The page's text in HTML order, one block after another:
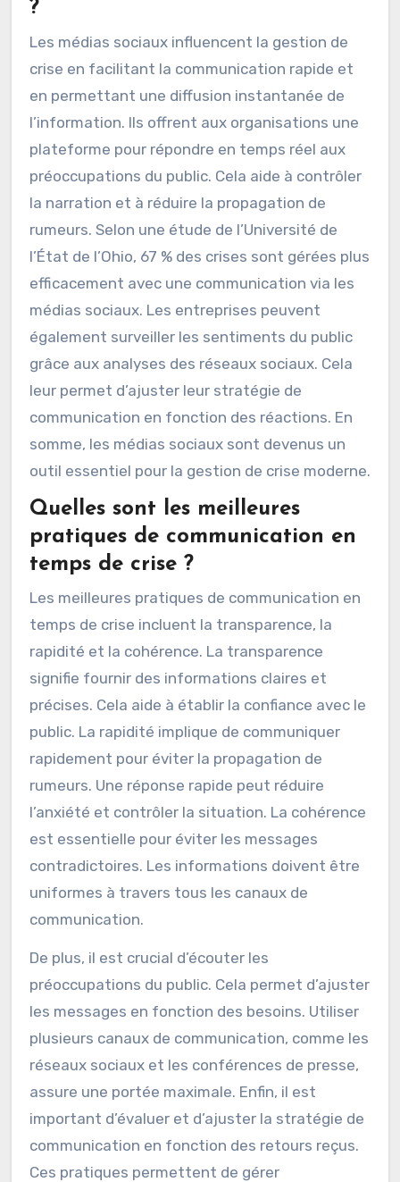
?
Les médias sociaux influencent la gestion de
crise en facilitant la communication rapide et
en permettant une diffusion instantanée de
l’information. Ils offrent aux organisations une
plateforme pour répondre en temps réel aux
préoccupations du public. Cela aide à contrôler
la narration et à réduire la propagation de
rumeurs. Selon une étude de l’Université de
l’État de l’Ohio, 67 % des crises sont gérées plus
efficacement avec une communication via les
médias sociaux. Les entreprises peuvent
également surveiller les sentiments du public
grâce aux analyses des réseaux sociaux. Cela
leur permet d’ajuster leur stratégie de
communication en fonction des réactions. En
somme, les médias sociaux sont devenus un
outil essentiel pour la gestion de crise moderne.
Quelles sont les meilleures
pratiques de communication en
temps de crise ?
Les meilleures pratiques de communication en
temps de crise incluent la transparence, la
rapidité et la cohérence. La transparence
signifie fournir des informations claires et
précises. Cela aide à établir la confiance avec le
public. La rapidité implique de communiquer
rapidement pour éviter la propagation de
rumeurs. Une réponse rapide peut réduire
l’anxiété et contrôler la situation. La cohérence
est essentielle pour éviter les messages
contradictoires. Les informations doivent être
uniformes à travers tous les canaux de
communication.
De plus, il est crucial d’écouter les
préoccupations du public. Cela permet d’ajuster
les messages en fonction des besoins. Utiliser
plusieurs canaux de communication, comme les
réseaux sociaux et les conférences de presse,
assure une portée maximale. Enfin, il est
important d’évaluer et d’ajuster la stratégie de
communication en fonction des retours reçus.
Ces pratiques permettent de gérer